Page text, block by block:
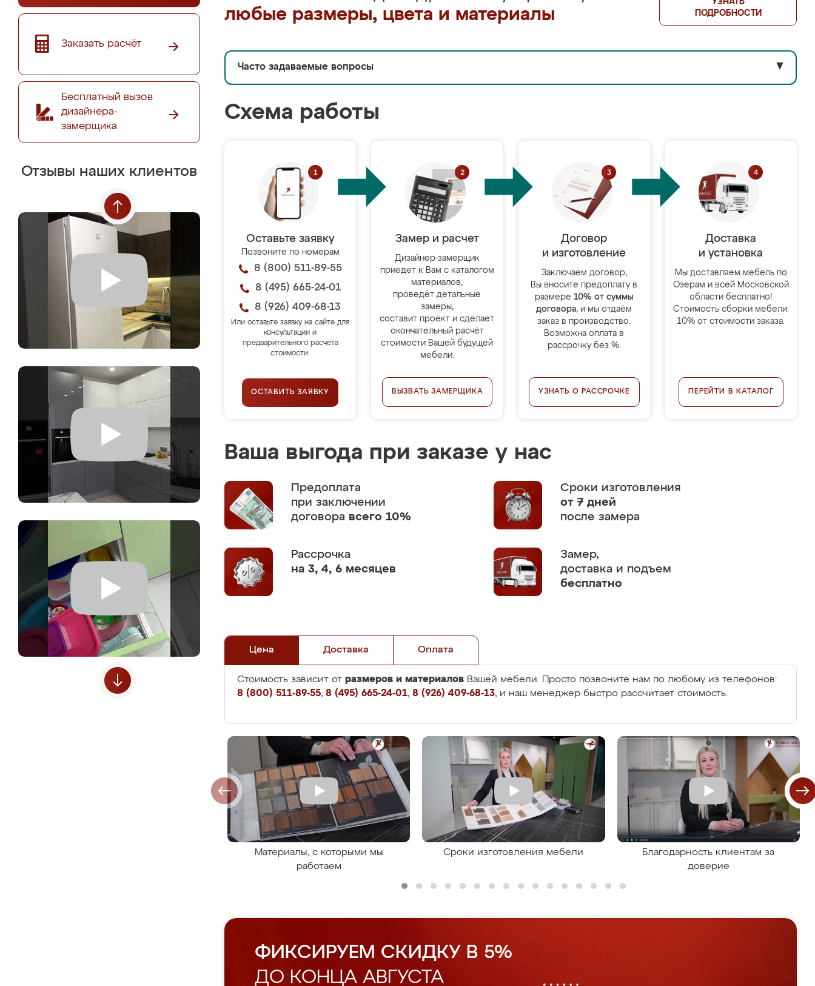
Заказать расчёт
Бесплатный вызов
дизайнера-
замерщика
Отзывы наших клиентов
любые размеры, цвета и материалы
УЗНАТЬ
ПОДРОБНОСТИ
Часто задаваемые вопросы ▼
Схема работы
Оставьте заявку
Позвоните по номерам
8 (800) 511-89-55
8 (495) 665-24-01
8 (926) 409-68-13
Или оставьте заявку на сайте для
консультации и
предварительного расчёта
стоимости.
ОСТАВИТЬ ЗАЯВКУ
Замер и расчет
Дизайнер-замерщик
приедет к Вам с каталогом
материалов,
проведёт детальные
замеры,
составит проект и сделает
окончательный расчёт
стоимости Вашей будущей
мебели.
ВЫЗВАТЬ ЗАМЕРЩИКА
Договор
и изготовление
Заключаем договор,
Вы вносите предоплату в
размере 10% от суммы
договора, и мы отдаём
заказ в производство.
Возможна оплата в
рассрочку без %.
УЗНАТЬ О РАССРОЧКЕ
Доставка
и установка
Мы доставляем мебель по
Озерам и всей Московской
области бесплатно!
Стоимость сборки мебели:
10% от стоимости заказа.
ПЕРЕЙТИ В КАТАЛОГ
Ваша выгода при заказе у нас
Предоплата
при заключении
договора всего 10%
Сроки изготовления
от 7 дней
после замера
Рассрочка
на 3, 4, 6 месяцев
Замер,
доставка и подъем
бесплатно
Цена Доставка Оплата
Стоимость зависит от размеров и материалов Вашей мебели. Просто позвоните нам по любому из телефонов:
8 (800) 511-89-55, 8 (495) 665-24-01, 8 (926) 409-68-13, и наш менеджер быстро рассчитает стоимость.
Материалы, с которыми мы
работаем
Сроки изготовления мебели
Благодарность клиентам за
доверие
ФИКСИРУЕМ СКИДКУ В 5%
ДО КОНЦА АВГУСТА